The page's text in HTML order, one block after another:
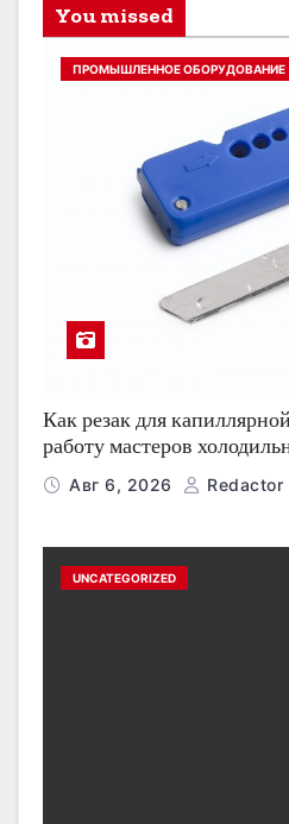
You missed
ПРОМЫШЛЕННОЕ ОБОРУДОВАНИЕ
Как резак для
работу мастеров
Авг 6, 2026 Redactor
UNCATEGORIZED